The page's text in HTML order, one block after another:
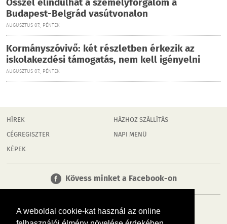
A weboldal cookie-kat használ az online
Budapest-Belgrád vasútvonalon
AUGUSZTUS 07., PÉNTEK
Kormányszóvivő: két részletben érkezik az
iskolakezdési támogatás, nem kell igényelni
AUGUSZTUS 07., PÉNTEK
HÍREK
CÉGREGISZTER
KÉPEK
HÁZHOZ SZÁLLÍTÁS
NAPI MENÜ
Kövess minket a Facebook-on